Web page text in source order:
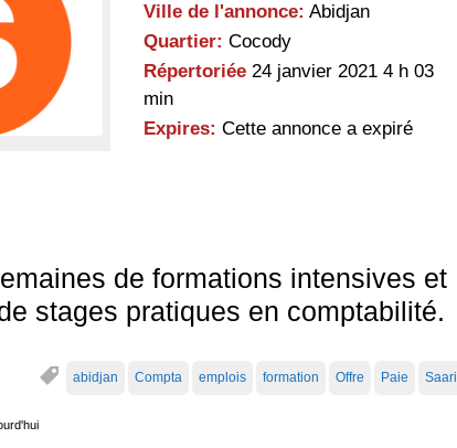
Ville de l'annonce: Abidjan
Quartier: Cocody
Répertoriée 24 janvier 2021 4 h 03
min
Expires: Cette annonce a expiré
de formations intensives et
stages pratiques en comptabilité.
abidjan Compta emplois formation Offre Paie Saari